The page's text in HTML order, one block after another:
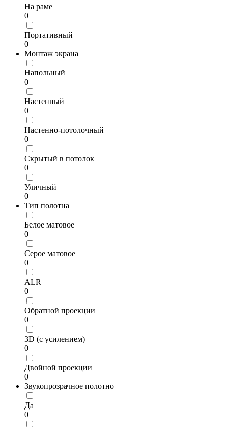
На раме
0
Портативный
0
Монтаж экрана
Напольный
0
Настенный
0
Настенно-потолочный
0
Скрытый в потолок
0
Уличный
0
Тип полотна
Белое матовое
0
Серое матовое
0
ALR
0
Обратной проекции
0
3D (с усилением)
0
Двойной проекции
0
Звукопрозрачное полотно
Да
0